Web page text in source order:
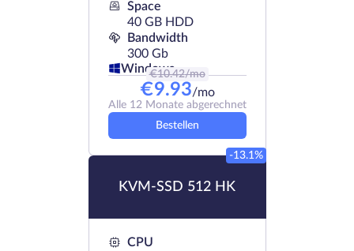
Space
40 GB HDD
Bandwidth
300 Gb
Windows
€10.42/mo
€9.93/mo
Alle 12 Monate abgerechnet
Bestellen
KVM-SSD 512 HK
-13.1%
CPU